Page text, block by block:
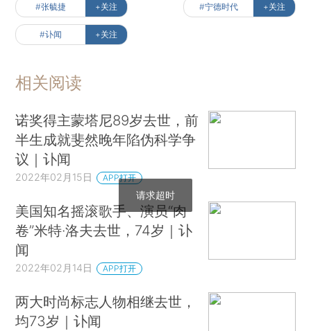
#张毓捷 +关注 #宁德时代 +关注
#讣闻 +关注
相关阅读
诺奖得主蒙塔尼89岁去世，前
半生成就斐然晚年陷伪科学争
议｜讣闻
2022年02月15日 APP打开
美国知名摇滚歌手、演员“肉
卷”米特·洛夫去世，74岁｜讣
闻
2022年02月14日 APP打开
两大时尚标志人物相继去世，
均73岁｜讣闻
请求超时